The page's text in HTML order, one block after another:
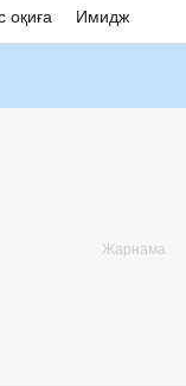
оқиға Имидж